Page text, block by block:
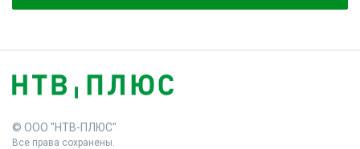
© ООО "НТВ-ПЛЮС"
Все права сохранены.